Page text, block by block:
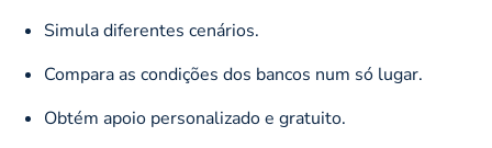
Simula diferentes cenários.
Compara as condições dos bancos num só lugar.
Obtém apoio personalizado e gratuito.